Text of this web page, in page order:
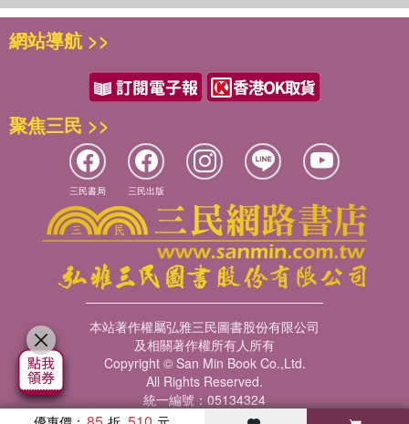
尚程荀、余高譚馬傳唱聲中，王安祈一路從寶島四大鬚生聽到
徐露、劉玉麟、陳元正、郭小莊等，也開啟她的創作事業。
眾所周知，國光為三軍劇團解散後的重新編制，是臺灣唯一國
家級劇團。但國光創團即面臨定位挑戰。島上政治文化急劇轉
變，本土意識甚囂塵上，京劇有了必也正名乎的尷尬。與此同
時，強調原汁原味的大陸京劇開始光臨寶島，為臺灣京劇帶來
這些衝擊卻為王安祈創造了契機。齊如山與梅蘭芳那樣的捧角
時代早已過去，專業劇場興起，任何名角都難以單打獨鬥；另
一方面，軍中劇團的管理和演出模式已然鬆動，就算骨子老戲
也必須脫胎換骨。臺灣國光雖脫胎於三軍劇團，接受國家資源
挹注，卻在種種政治轉型、文化維新的誘因下，有了難得的可
京劇品牌。問題是，如何求變求新？早期國光曾積極配合社會
脈動，走向民間。「臺灣三部曲」之《媽祖》、《鄭成功與臺
灣》及《廖添丁》是為一例。這類演出汲取臺灣本土題材，培
養在地觀衆的親和力；不必諱言的是，也有贖回京劇「原罪」
的動機。但在政治正確的壓力下，編導演事倍功半，成果與三
麼是藝術？什麼是文學？我們用戲、用文學呈現的人性、建構
的歷史，是真實，還是矯飾甚或虛妄？叩問發自內心，戲是心
境的投射，所以好幾部戲都在隱喻自身。隱喻，不僅與傳統的
虛擬寫意一貫相通，更能使傳統虛擬寫意的內涵更加深厚。
捉摸不透、恍惚難言的感情要如何表現呢？傳統戲慣於以唱
「自剖心境」，但難以言說的幽微情愫怎能明白剖析？我有意
識的改用「意象化文詞」描摹情境，把內在潛藏的意識，從靈
魂深處勾掘而出，展化為形象。劇中人沒說，觀眾卻透過形象
約略捕捉；劇中人自己都摸不透的心底潛意識，觀眾卻能透過
文詞畫面，猜著幾分。隱微的心緒，通過這些意象投射浮現，
任觀眾捕捉感悟，更利用「後設、諧仿、互文、記憶、意識
流、蒙太奇」等等文學理論或運鏡技法，從文詞到舞台，共同
開發新情意，建立新情觀。這些作法並非炫奇，文學技巧與理
論早從現代、後現代無限翻新，京劇既然期待從劇壇挺進文
壇，編劇手法自可多元運用，何況它們原即與傳統京劇的「虛
擬寫意」一致，原本就內在於傳統，一旦重新提煉，綻放新
意，即可內外一體共同打造「時空交錯、虛實疊映」的詩意舞
台。
如果用一句話為國光京劇新美學下定義，應該就是：「傳統京
劇演員的身體與聲音（唱唸做打舞）與現代文學技法交互融
網站導航 >>
聚焦三民 >>
三民書局 三民出版
本站著作權屬弘雅三民圖書股份有限公司
及相關著作權所有人所有
Copyright © San Min Book Co.,Ltd.
All Rights Reserved.
統一編號：05134324